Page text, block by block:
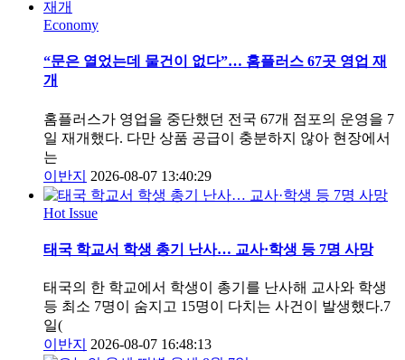
Economy
“문은 열었는데 물건이 없다”… 홈플러스 67곳 영업 재
개
홈플러스가 영업을 중단했던 전국 67개 점포의 운영을 7
일 재개했다. 다만 상품 공급이 충분하지 않아 현장에서
는
이반지
2026-08-07 13:40:29
Hot Issue
태국 학교서 학생 총기 난사… 교사·학생 등 7명 사망
태국의 한 학교에서 학생이 총기를 난사해 교사와 학생
등 최소 7명이 숨지고 15명이 다치는 사건이 발생했다.7
일(
이반지
2026-08-07 16:48:13